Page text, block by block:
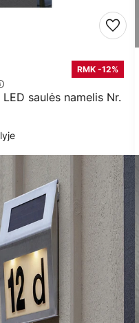
saulės namelis Nr.
RMK -12%